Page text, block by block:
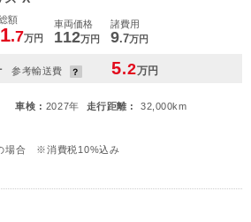
額
.7万円
車両価格
112万円
諸費用
9.7万円
参考輸送費 5.2万円
車検 : 2027年 走行距離 :
32,000km
場合 ※消費税10%込み